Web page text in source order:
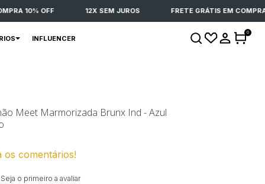
PRIMEIRA COMPRA 10% OFF 12X SEM JUROS FRETE
INFLUENCER
0
Meet Marmorizada Brunx Ind - Azul
os comentários!
Seja o primeiro a avaliar